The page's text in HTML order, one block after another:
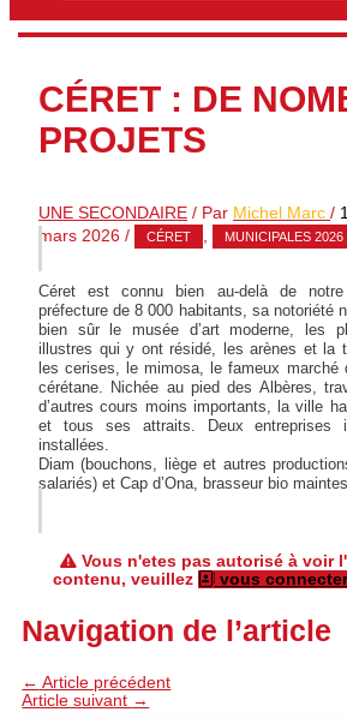
CÉRET : DE
PROJETS
UNE SECONDAIRE / Par Michel Marc /
mars 2026 / CÉRET , MUNICIPALES 2026
Céret est connu bien au-delà de notre
préfecture de 8 000 habitants, sa notoriété
bien sûr le musée d’art moderne, les
illustres qui y ont résidé, les arènes et la
les cerises, le mimosa, le fameux marché
cérétane. Nichée au pied des Albères,
d’autres cours moins importants, la ville
et tous ses attraits. Deux entreprises
installées.
Diam (bouchons, liège et autres
salariés) et Cap d’Ona, brasseur bio
Vous n'etes pas autorisé à voir
contenu, veuillez
vous
Navigation de l’article
← Article précédent
Article suivant →